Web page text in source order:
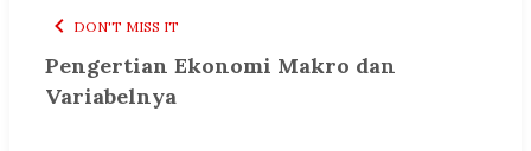
DON'T MISS IT
Pengertian Ekonomi Makro dan
Variabelnya